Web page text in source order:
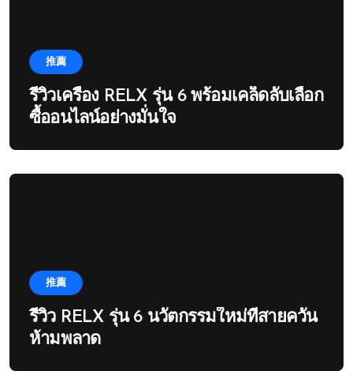
推薦
รีวิวเครื่อง RELX รุ่น 6 พร้อมเคล็ดลับเลือก
ซื้ออนไลน์อย่างมั่นใจ
推薦
รีวิว RELX รุ่น 6 นวัตกรรมใหม่ที่สายควัน
ห้ามพลาด